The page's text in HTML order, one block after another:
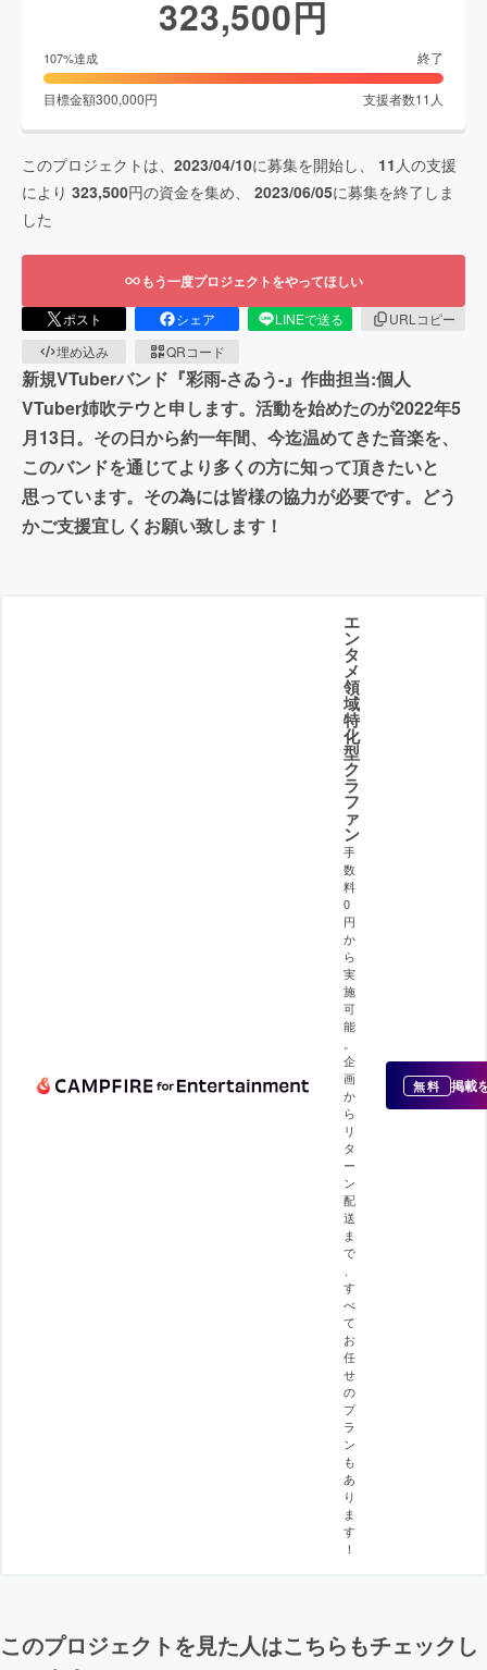
323,500円
107%達成 終了
目標金額300,000円 支援者数11 人
このプロジェクトは、 2023/04/10に募集を開始し、 11 人の支援
により 323,500円の資金を集め、 2023/06/05に募集を終了しま
した
もう一度プロジェクトをやってほしい
ポスト シェア LINEで送る
URLコピー
埋め込み
QRコード
新規VTuberバンド『彩雨-さゐう-』作曲担当:個人
VTuber姉吹テウと申します。活動を始めたのが2022年5
月13日。その日から約一年間、今迄温めてきた音楽を、
このバンドを通じてより多くの方に知って頂きたいと
思っています。その為には皆様の協力が必要です。どう
かご支援宜しくお願い致します！
エ
ン
タ
メ
領
域
特
化
型
ク
ラ
フ
ァ
ン
手
数
料
0
円
か
ら
実
施
可
能
企
画
か
ら
リ
タ
ー
ン
配
送
ま
で
す
べ
て
お
任
せ
の
プ
ラ
ン
も
あ
り
ま
す
！
無料 掲載
このプロジェクトを見た人はこちらもチェックし